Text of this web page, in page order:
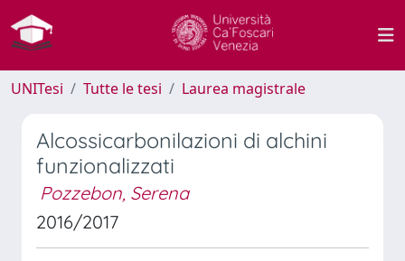
UNITesi Tutte le tesi Laurea magistrale
Alcossicarbonilazioni di alchini
funzionalizzati
Pozzebon, Serena
2016/2017